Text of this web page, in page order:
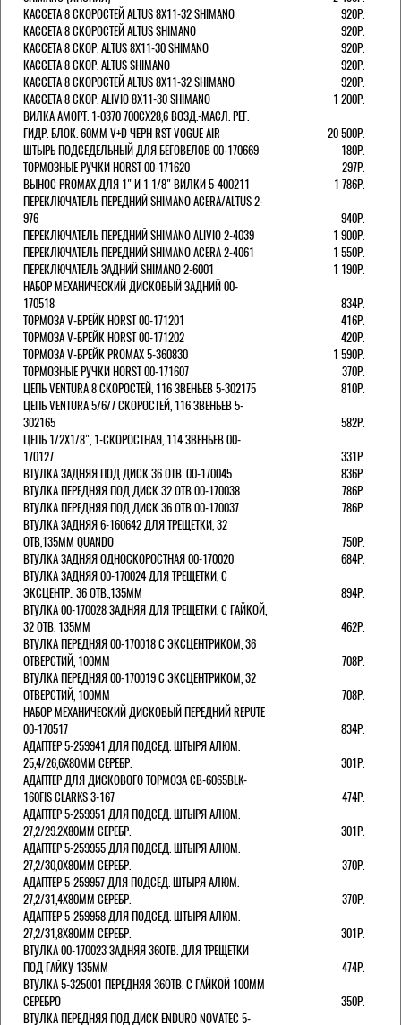
КАССЕТА 8 СКОРОСТЕЙ ALTUS 8Х11-32 SHIMANO
920Р.
КАССЕТА 8 СКОРОСТЕЙ ALTUS SHIMANO
920Р.
КАССЕТА 8 СКОР. ALTUS 8Х11-30 SHIMANO
920Р.
КАССЕТА 8 СКОР. ALTUS SHIMANO
920Р.
КАССЕТА 8 СКОРОСТЕЙ ALTUS 8Х11-32 SHIMANO
920Р.
КАССЕТА 8 СКОР. ALIVIO 8Х11-30 SHIMANO
1 200Р.
ВИЛКА АМОРТ. 1-0370 700СХ28,6 ВОЗД.-МАСЛ. РЕГ.
ГИДР. БЛОК. 60ММ V+D ЧЕРН RST VOGUE AIR
20 500Р.
ШТЫРЬ ПОДСЕДЕЛЬНЫЙ ДЛЯ БЕГОВЕЛОВ 00-170669
180Р.
ТОРМОЗНЫЕ РУЧКИ HORST 00-171620
297Р.
ВЫНОС PROMAX ДЛЯ 1" И 1 1/8" ВИЛКИ 5-400211
1 786Р.
ПЕРЕКЛЮЧАТЕЛЬ ПЕРЕДНИЙ SHIMANO ACERA/ALTUS 2-
976
940Р.
ПЕРЕКЛЮЧАТЕЛЬ ПЕРЕДНИЙ SHIMANO ALIVIO 2-4039
1 900Р.
ПЕРЕКЛЮЧАТЕЛЬ ПЕРЕДНИЙ SHIMANO ACERA 2-4061
1 550Р.
ПЕРЕКЛЮЧАТЕЛЬ ЗАДНИЙ SHIMANO 2-6001
1 190Р.
НАБОР МЕХАНИЧЕСКИЙ ДИСКОВЫЙ ЗАДНИЙ 00-
170518
834Р.
ТОРМОЗА V-БРЕЙК HORST 00-171201
416Р.
ТОРМОЗА V-БРЕЙК HORST 00-171202
420Р.
ТОРМОЗА V-БРЕЙК PROMAX 5-360830
1 590Р.
ТОРМОЗНЫЕ РУЧКИ HORST 00-171607
370Р.
ЦЕПЬ VENTURA 8 СКОРОСТЕЙ, 116 ЗВЕНЬЕВ 5-302175
810Р.
ЦЕПЬ VENTURA 5/6/7 СКОРОСТЕЙ, 116 ЗВЕНЬЕВ 5-
302165
582Р.
ЦЕПЬ 1/2Х1/8", 1-СКОРОСТНАЯ, 114 ЗВЕНЬЕВ 00-
170127
331Р.
ВТУЛКА ЗАДНЯЯ ПОД ДИСК 36 ОТВ. 00-170045
836Р.
ВТУЛКА ПЕРЕДНЯЯ ПОД ДИСК 32 ОТВ 00-170038
786Р.
ВТУЛКА ПЕРЕДНЯЯ ПОД ДИСК 36 ОТВ 00-170037
786Р.
ВТУЛКА ЗАДНЯЯ 6-160642 ДЛЯ ТРЕЩЕТКИ, 32
ОТВ,135ММ QUANDO
750Р.
ВТУЛКА ЗАДНЯЯ ОДНОСКОРОСТНАЯ 00-170020
684Р.
ВТУЛКА ЗАДНЯЯ 00-170024 ДЛЯ ТРЕЩЕТКИ, С
ЭКСЦЕНТР., 36 ОТВ.,135ММ
894Р.
ВТУЛКА 00-170028 ЗАДНЯЯ ДЛЯ ТРЕЩЕТКИ, С ГАЙКОЙ,
32 ОТВ, 135ММ
462Р.
ВТУЛКА ПЕРЕДНЯЯ 00-170018 С ЭКСЦЕНТРИКОМ, 36
ОТВЕРСТИЙ, 100ММ
708Р.
ВТУЛКА ПЕРЕДНЯЯ 00-170019 С ЭКСЦЕНТРИКОМ, 32
ОТВЕРСТИЙ, 100ММ
708Р.
НАБОР МЕХАНИЧЕСКИЙ ДИСКОВЫЙ ПЕРЕДНИЙ REPUTE
00-170517
834Р.
АДАПТЕР 5-259941 ДЛЯ ПОДСЕД. ШТЫРЯ АЛЮМ.
25,4/26,6Х80ММ СЕРЕБР.
301Р.
АДАПТЕР ДЛЯ ДИСКОВОГО ТОРМОЗА CB-6065BLK-
160FIS CLARKS 3-167
474Р.
АДАПТЕР 5-259951 ДЛЯ ПОДСЕД. ШТЫРЯ АЛЮМ.
27,2/29.2Х80ММ СЕРЕБР.
301Р.
АДАПТЕР 5-259955 ДЛЯ ПОДСЕД. ШТЫРЯ АЛЮМ.
27,2/30,0Х80ММ СЕРЕБР.
370Р.
АДАПТЕР 5-259957 ДЛЯ ПОДСЕД. ШТЫРЯ АЛЮМ.
27,2/31,4Х80ММ СЕРЕБР.
370Р.
АДАПТЕР 5-259958 ДЛЯ ПОДСЕД. ШТЫРЯ АЛЮМ.
27,2/31,8Х80ММ СЕРЕБР.
301Р.
ВТУЛКА 00-170023 ЗАДНЯЯ 36ОТВ. ДЛЯ ТРЕЩЕТКИ
ПОД ГАЙКУ 135ММ
474Р.
ВТУЛКА 5-325001 ПЕРЕДНЯЯ 36ОТВ. С ГАЙКОЙ 100ММ
СЕРЕБРО
350Р.
ВТУЛКА ПЕРЕДНЯЯ ПОД ДИСК ENDURO NOVATEC 5-